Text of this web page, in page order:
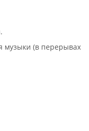
музыки (в перерывах